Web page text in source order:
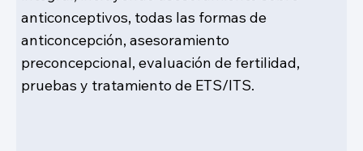
anticonceptivos, todas las formas de
anticoncepción, asesoramiento
preconcepcional, evaluación de fertilidad,
pruebas y tratamiento de ETS/ITS.